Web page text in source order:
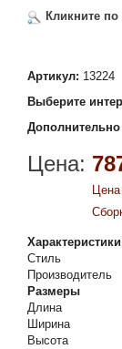
Кликните
Артикул: 13224
Выберите
Дополнительно
Цена:
Характеристики
Стиль
Производитель
Размеры
Длина
Ширина
Высота